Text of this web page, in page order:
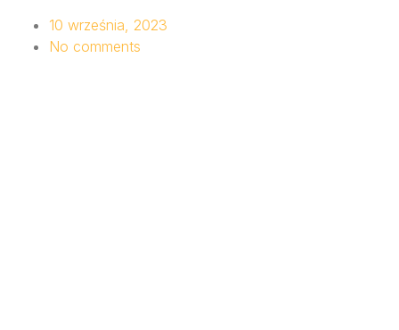
10 września, 2023
No comments